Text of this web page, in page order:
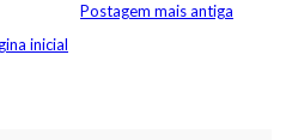
Postagem mais antiga
inicial